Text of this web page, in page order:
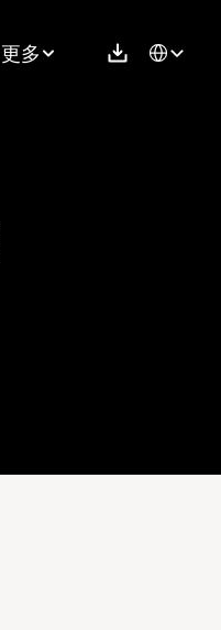
更多 Select